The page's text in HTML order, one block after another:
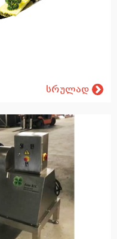
მსხვილფეხა რქოსანის გენეტიკური მასალა და ხელოვნური დათესვლის ინვენტარი
სრულად